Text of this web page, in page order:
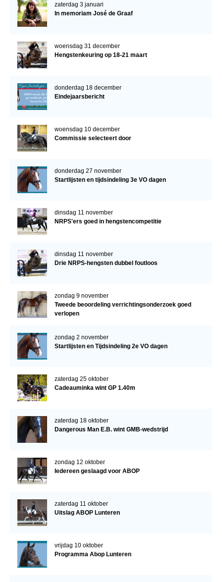
zaterdag 3 januari
In memoriam José de Graaf
woensdag 31 december
Hengstenkeuring op 18-21 maart
donderdag 18 december
Eindejaarsbericht
woensdag 10 december
Commissie selecteert door
donderdag 27 november
Startlijsten en tijdsindeling 3e VO dagen
dinsdag 11 november
NRPS'ers goed in hengstencompetitie
dinsdag 11 november
Drie NRPS-hengsten dubbel foutloos
zondag 9 november
Tweede beoordeling verrichtingsonderzoek goed
verlopen
zondag 2 november
Startlijsten en Tijdsindeling 2e VO dagen
zaterdag 25 oktober
Cadeauminka wint GP 1.40m
zaterdag 18 oktober
Dangerous Man E.B. wint GMB-wedstrijd
zondag 12 oktober
Iedereen geslaagd voor ABOP
zaterdag 11 oktober
Uitslag ABOP Lunteren
vrijdag 10 oktober
Programma Abop Lunteren